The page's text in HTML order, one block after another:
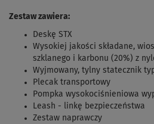
Zestaw zawiera:
Deskę STX
Wysokiej jakości składane,
szklanego i karbonu (20%) z
Wyjmowany, tylny statecznik
Plecak transportowy
Pompka wysokociśnieniowa
Leash - linkę bezpieczeństwa
Zestaw naprawczy